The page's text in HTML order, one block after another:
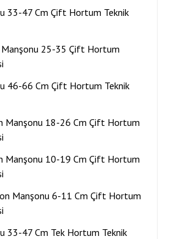
33-47 Cm Çift Hortum Teknik
Manşonu 25-35 Çift Hortum
46-66 Cm Çift Hortum Teknik
Manşonu 18-26 Cm Çift Hortum
Manşonu 10-19 Cm Çift Hortum
Manşonu 6-11 Cm Çift Hortum
33-47 Cm Tek Hortum Teknik